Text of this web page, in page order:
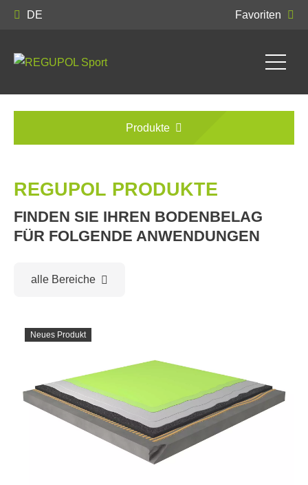
DE Favoriten
Produkte
REGUPOL PRODUKTE
FINDEN SIE IHREN BODENBELAG
FÜR FOLGENDE ANWENDUNGEN
alle Bereiche
Neues Produkt